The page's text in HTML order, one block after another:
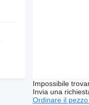
Impossibile
Invia una
Ordinare il